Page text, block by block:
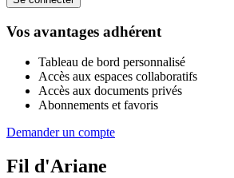
Vos avantages adhérent
Tableau de bord personnalisé
Accès aux espaces collaboratifs
Accès aux documents privés
Abonnements et favoris
Demander un compte
Fil d'Ariane